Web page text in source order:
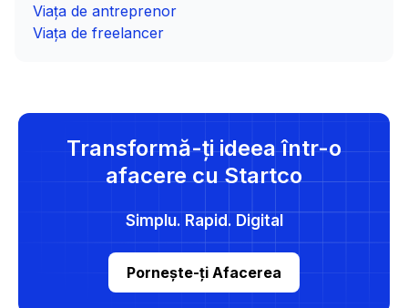
Viața de antreprenor
Viața de freelancer
Transformă-ți ideea într-o
afacere cu Startco
Simplu. Rapid. Digital
Pornește-ți Afacerea